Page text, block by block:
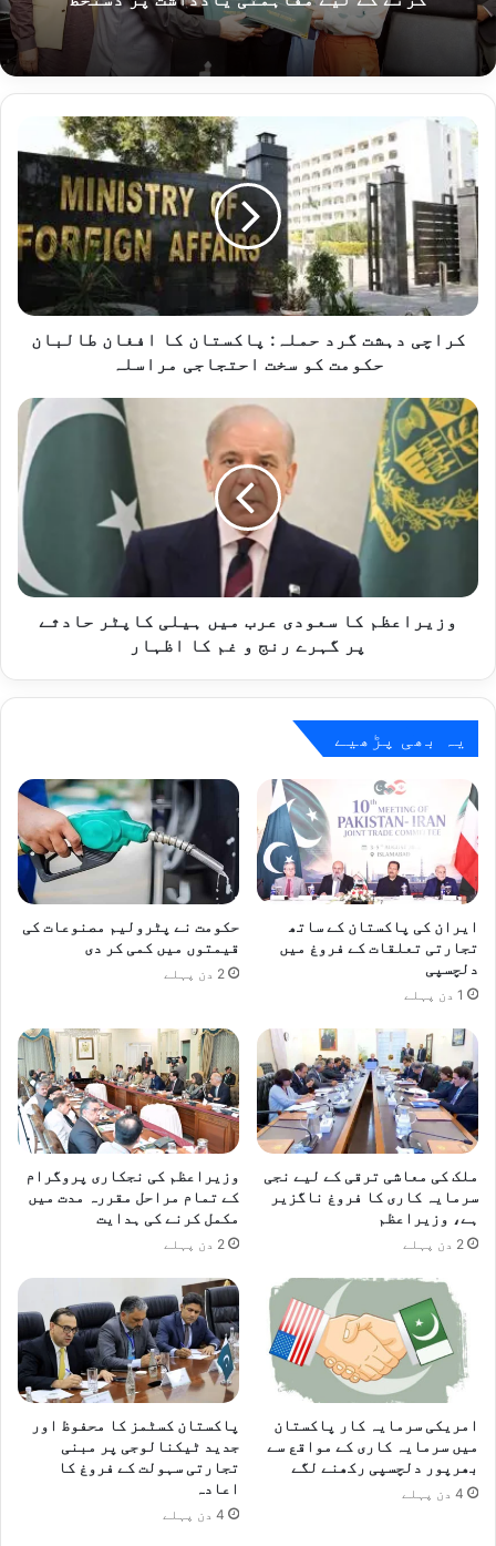
کراچی
دہشت
گرد
حملہ:
پاکستان
کا
افغان
طالبان
حکومت
کو
مراسلہ
کراچی دہشت گرد حملہ: پاکستان کا افغان طالبان
حکومت کو سخت احتجاجی مراسلہ
وزیراعظم
کا
سعودی
عرب
میں
ہیلی
پر
وزیراعظم کا سعودی عرب میں ہیلی کاپٹر حادثے
پر گہرے رنج و غم کا اظہار
یہ بھی پڑھیے
ایران کی پاکستان کے ساتھ
تجارتی تعلقات کے فروغ میں
دلچسپی
1 دن پہلے
حکومت نے پٹرولیم مصنوعات کی
قیمتوں میں کمی کر دی
2 دن پہلے
ملک کی معاشی ترقی کے لیے نجی
سرمایہ کاری کا فروغ ناگزیر
ہے، وزیراعظم
2 دن پہلے
وزیراعظم کی نجکاری پروگرام
کے تمام مراحل مقررہ مدت میں
مکمل کرنے کی ہدایت
2 دن پہلے
امریکی سرمایہ کار پاکستان
میں سرمایہ کاری کے مواقع سے
بھرپور دلچسپی رکھنے لگے
4 دن پہلے
پاکستان کسٹمز کا محفوظ اور
جدید ٹیکنالوجی پر مبنی
تجارتی سہولت کے فروغ کا
اعادہ
4 دن پہلے